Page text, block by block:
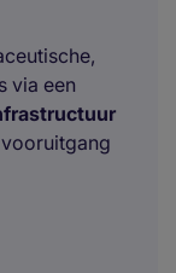
via een